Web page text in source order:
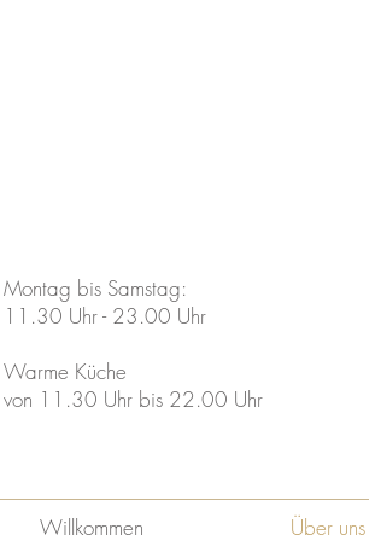
Montag bis Samstag:
11.30 Uhr - 23.00 Uhr
Warme Küche
von 11.30 Uhr bis 22.00 Uhr
Willkommen Über uns